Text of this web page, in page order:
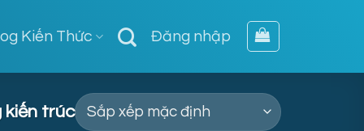
Kiến Thức Đăng nhập
kiến trúc